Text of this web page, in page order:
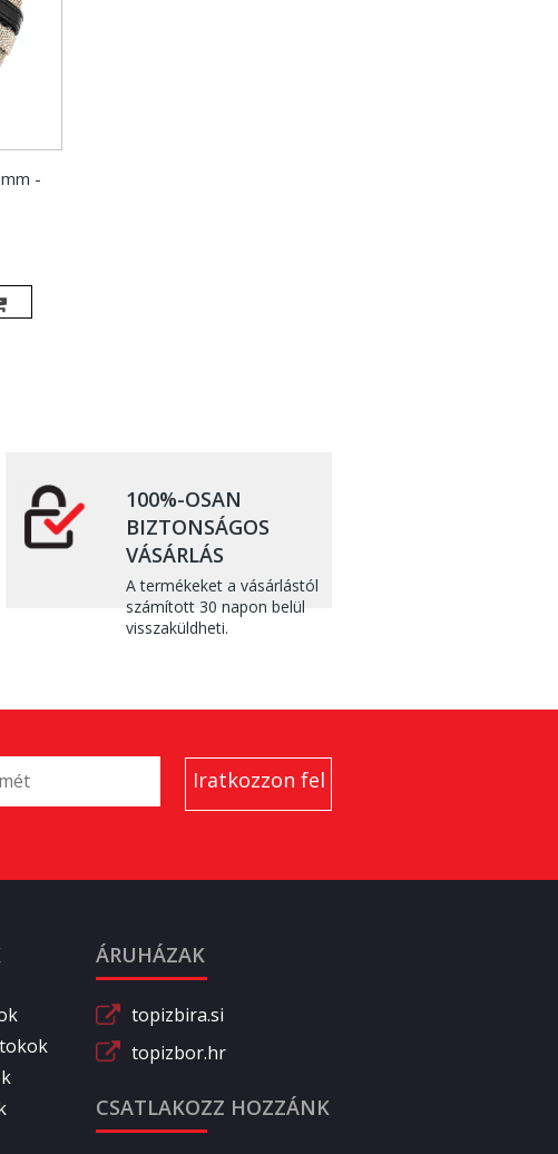
-
100%-OSAN
BIZTONSÁGOS
VÁSÁRLÁS
A termékeket a vásárlástól
számított 30 napon belül
visszaküldheti.
ÁRUHÁZAK
topizbira.si
topizbor.hr
CSATLAKOZZ HOZZÁNK